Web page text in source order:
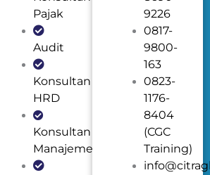
Pajak
Audit
Konsultan
HRD
Konsultan
Manajemen
9226
0817-
9800-
163
0823-
1176-
8404
(CGC
Training)